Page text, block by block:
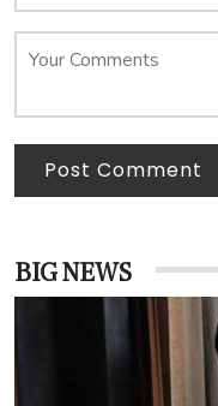
Post Comment
BIG NEWS